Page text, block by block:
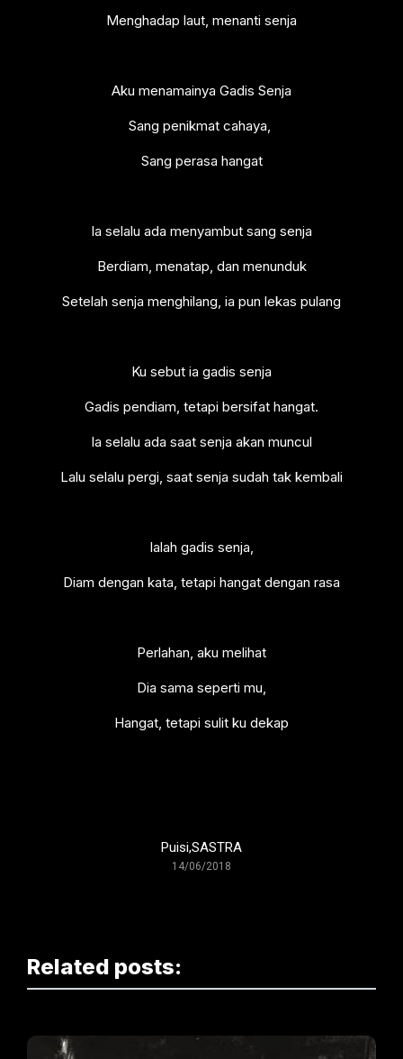
Menghadap laut, menanti senja
Aku menamainya Gadis Senja
Sang penikmat cahaya,
Sang perasa hangat
Ia selalu ada menyambut sang senja
Berdiam, menatap, dan menunduk
Setelah senja menghilang, ia pun lekas pulang
Ku sebut ia gadis senja
Gadis pendiam, tetapi bersifat hangat.
Ia selalu ada saat senja akan muncul
Lalu selalu pergi, saat senja sudah tak kembali
Ialah gadis senja,
Diam dengan kata, tetapi hangat dengan rasa
Perlahan, aku melihat
Dia sama seperti mu,
Hangat, tetapi sulit ku dekap
Puisi,SASTRA
14/06/2018
Related posts: